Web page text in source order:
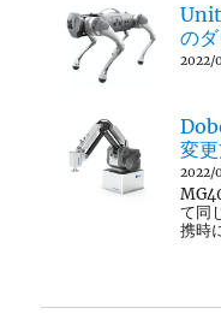
の
2022/
変
2022/
て同
携時